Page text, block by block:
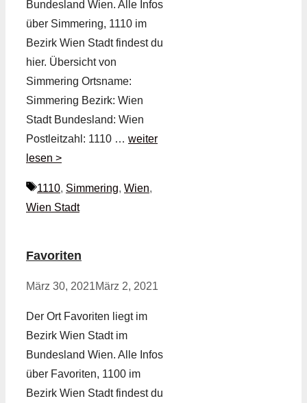
Bundesland Wien. Alle Infos
über Simmering, 1110 im
Bezirk Wien Stadt findest du
hier. Übersicht von
Simmering Ortsname:
Simmering Bezirk: Wien
Stadt Bundesland: Wien
Postleitzahl: 1110 … weiter
lesen >
Schlagwörter
1110, Simmering, Wien,
Wien Stadt
Favoriten
März 30, 2021März 2, 2021
Der Ort Favoriten liegt im
Bezirk Wien Stadt im
Bundesland Wien. Alle Infos
über Favoriten, 1100 im
Bezirk Wien Stadt findest du